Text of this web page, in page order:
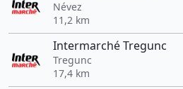
Névez
11,2 km
Intermarché Tregunc
Tregunc
17,4 km